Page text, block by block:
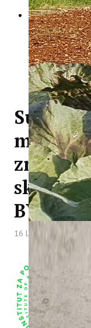
skupu
BY-
16 Lipanj 2026